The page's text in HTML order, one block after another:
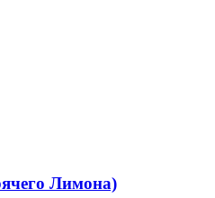
Лимона)